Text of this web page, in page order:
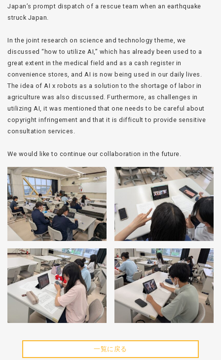
Japan’s prompt dispatch of a rescue team when an earthquake
struck Japan.
In the joint research on science and technology theme, we
discussed “how to utilize AI,” which has already been used to a
great extent in the medical field and as a cash register in
convenience stores, and AI is now being used in our daily lives.
The idea of AI x robots as a solution to the shortage of labor in
agriculture was also discussed. Furthermore, as challenges in
utilizing AI, it was mentioned that one needs to be careful about
copyright infringement and that it is difficult to provide sensitive
consultation services.
We would like to continue our collaboration in the future.
一覧に戻る